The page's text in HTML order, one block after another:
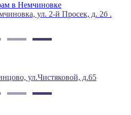
в Немчиновке
ул. 2-й Просек, д. 2б .
ул.Чистяковой, д.65